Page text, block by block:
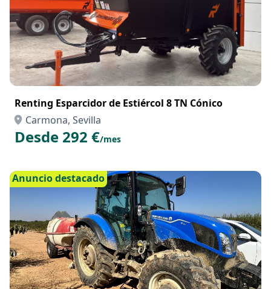
Renting Esparcidor de Estiércol 8 TN Cónico
Carmona, Sevilla
Desde 292 €/mes
Anuncio destacado